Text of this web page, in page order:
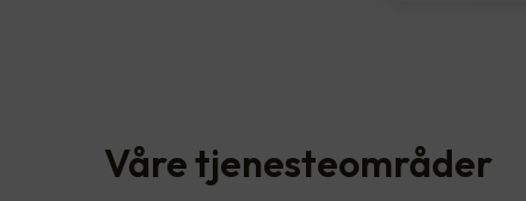
Våre tjenesteområder